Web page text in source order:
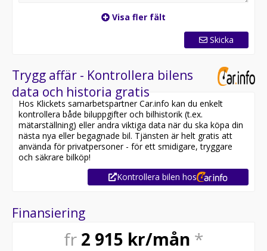
Visa fler fält
Skicka
Trygg affär - Kontrollera bilens
data och historia gratis
Hos Klickets samarbetspartner Car.info kan du enkelt
kontrollera både biluppgifter och bilhistorik (t.ex.
mätarställning) eller andra viktiga data när du ska köpa din
nästa nya eller begagnade bil. Tjänsten är helt gratis att
använda för privatpersoner - för ett smidigare, tryggare
och säkrare bilköp!
Kontrollera bilen hos
Finansiering
fr 2 915 kr/mån *